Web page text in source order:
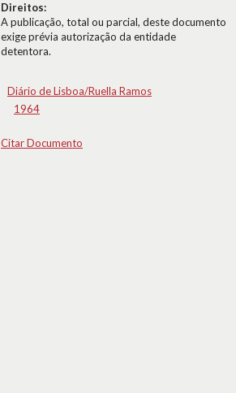
Direitos:
A publicação, total ou parcial, deste documento
exige prévia autorização da entidade
detentora.
Diário de Lisboa/Ruella Ramos
1964
Citar Documento